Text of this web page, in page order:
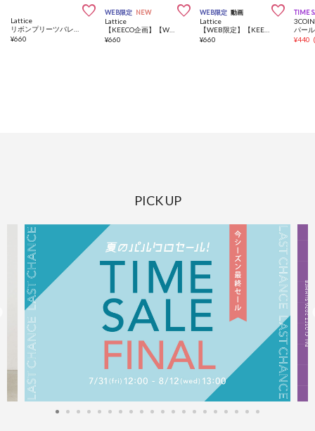

Lattice
¥660
WEB限定 NEW 
Lattice
¥660
WEB限定 動画 
Lattice
【WEB限定】【KEECO企画】パイピングリボンバレッタ
¥660
TIME
パー
¥440
PICK UP